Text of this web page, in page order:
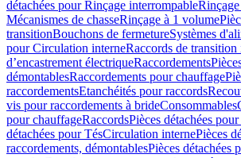
détachées pour Rinçage interrompable
Mécanismes de chasseRinçage à 1 volume
transitionBouchons de fermetureSystèmes
pour Circulation interneRaccords de transition
d’encastrement électriqueRaccordements
démontablesRaccordements pour chauffage
raccordementsEtanchéités pour raccords
vis pour raccordements à brideConsommables
pour chauffageRaccordsPièces détachées
détachées pour TésCirculation internePièces
raccordements, démontablesPièces détachées